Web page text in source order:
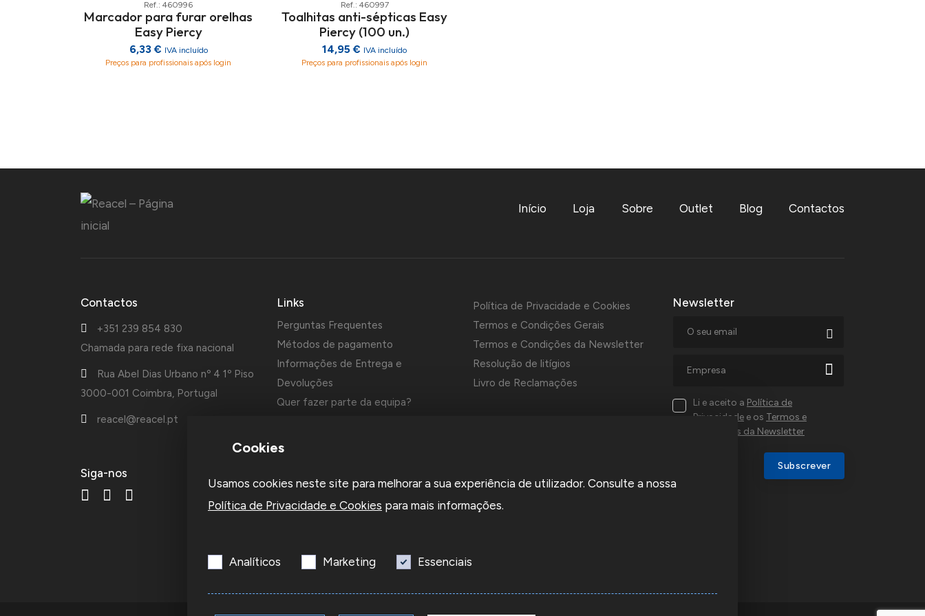
Ref.: 460996
Marcador para furar orelhas
Easy Piercy
6,33 € IVA incluído
Preços para profissionais após login
Ref.: 460997
Toalhitas anti-sépticas Easy
Piercy (100 un.)
14,95 € IVA incluído
Preços para profissionais após login
Início Loja Sobre Outlet Blog Contactos
Contactos
+351 239 854 830
Chamada para rede fixa nacional
Rua Abel Dias Urbano nº 4 1º Piso
3000-001 Coimbra, Portugal
reacel@reacel.pt
Siga-nos
Links
Perguntas Frequentes
Métodos de pagamento
Informações de Entrega e
Devoluções
Quer fazer parte da equipa?
Política de Privacidade e Cookies
Termos e Condições Gerais
Termos e Condições da Newsletter
Resolução de litígios
Livro de Reclamações
Newsletter
Li e aceito a Política de
Privacidade e os Termos e
Condições da Newsletter
Subscrever
fundada em 1969. Dedica-se à importação e comércio de produtos,
acessórios e ferramentas especializadas para as atividades de relojoaria e
Cookies
Usamos cookies neste site para melhorar a sua experiência de utilizador. Consulte a nossa
Política de Privacidade e Cookies para mais informações.
Analíticos Marketing Essenciais